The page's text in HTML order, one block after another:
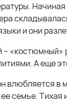
и они
–
А еще
влюбляется
семье. Тихая